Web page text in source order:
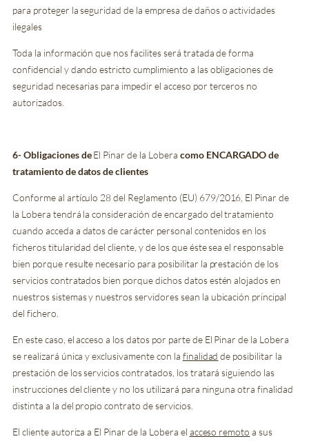
para proteger la seguridad de la empresa de daños o actividades
ilegales
Toda la información que nos facilites será tratada de forma
confidencial y dando estricto cumplimiento a las obligaciones de
seguridad necesarias para impedir el acceso por terceros no
autorizados.
6-Obligaciones deEl Pinar de la Lobera como ENCARGADO de
tratamiento de datos de clientes
Conforme al artículo 28 del Reglamento (EU) 679/2016, El Pinar de
la Lobera tendrá la consideración de encargado del tratamiento
cuando acceda a datos de carácter personal contenidos en los
ficheros titularidad del cliente, y de los que éste sea el responsable
bien porque resulte necesario para posibilitar la prestación de los
servicios contratados bien porque dichos datos estén alojados en
nuestros sistemas y nuestros servidores sean la ubicación principal
del fichero.
En este caso, el acceso a los datos por parte de El Pinar de la Lobera
se realizará única y exclusivamente con la finalidad de posibilitar la
prestación de los servicios contratados, los tratará siguiendo las
instrucciones del cliente y no los utilizará para ninguna otra finalidad
distinta a la del propio contrato de servicios.
El cliente autoriza a El Pinar de la Lobera el acceso remoto a sus